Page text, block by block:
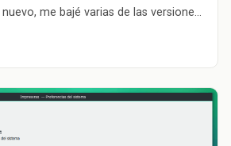
me bajé varias de las versiones